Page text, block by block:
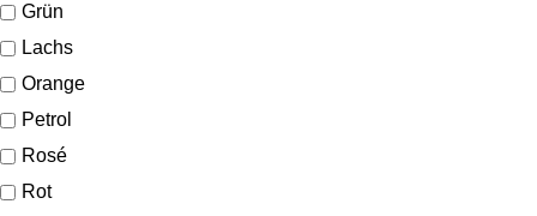
Grün
Lachs
Orange
Petrol
Rosé
Rot